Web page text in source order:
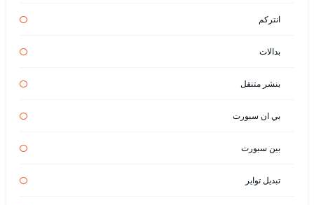
انتركم
بدالات
بنشر متنقل
بي ان سبورت
بين سبورت
تبديل تواير